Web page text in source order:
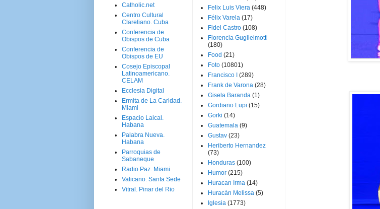
Catholic.net
Centro Cultural
Claretiano. Cuba
Conferencia de
Obispos de Cuba
Conferencia de
Obispos de EU
Cosejo Episcopal
Latinoamericano.
CELAM
Ecclesia Digital
Ermita de La Caridad.
Miami
Espacio Laical.
Habana
Palabra Nueva.
Habana
Parroquias de
Sabaneque
Radio Paz. Miami
Vaticano. Santa Sede
Vitral. Pinar del Rio
Felix Luis Viera (448)
Félix Varela (17)
Fidel Castro (108)
Florencia Guglielmotti
(180)
Food (21)
Foto (10801)
Francisco I
(289)
Frank de Varona (28)
Gisela Baranda (1)
Gordiano Lupi (15)
Gorki (14)
Guatemala (9)
Gustav (23)
Heriberto Hernandez
(73)
Honduras (100)
Humor (215)
Huracan Irma (14)
Huracán Melissa (5)
Iglesia (1773)